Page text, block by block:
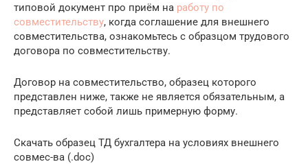
типовой документ про приём на работу по
совместительству, когда соглашение для внешнего
совместительства, ознакомьтесь с образцом трудового
договора по совместительству.
Договор на совместительство, образец которого
представлен ниже, также не является обязательным, а
представляет собой лишь примерную форму.
Скачать образец ТД бухгалтера на условиях внешнего
совмес-ва (.doc)